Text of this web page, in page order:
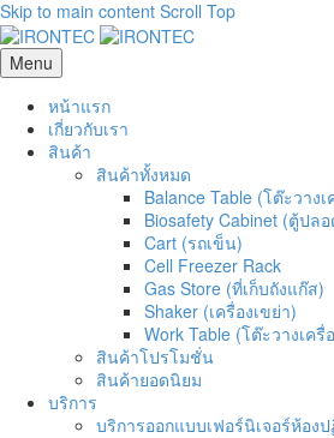
Skip to main content Scroll Top
Menu
หน้าแรก
เกี่ยวกับเรา
สินค้า
สินค้าทั้งหมด
Balance Table (โต๊ะวางเ
Biosafety Cabinet (ตู้ปล
Cart (รถเข็น)
Cell Freezer Rack
Gas Store (ที่เก็บถังแก๊ส)
Shaker (เครื่องเขย่า)
Work Table (โต๊ะวางเครื่
สินค้าโปรโมชั่น
สินค้ายอดนิยม
บริการ
บริการออกแบบเฟอร์นิเจอร์ห้อง